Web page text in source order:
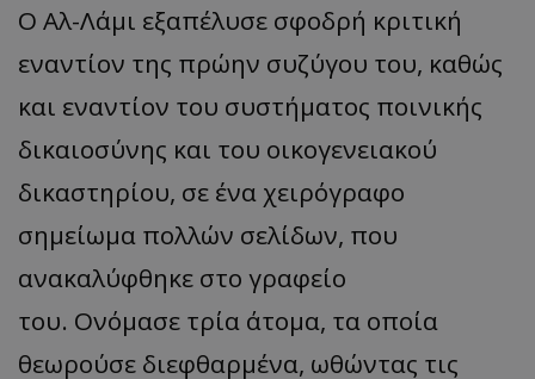
O Αλ-Λάμι εξαπέλυσε σφοδρή κριτική
εναντίον της πρώην συζύγου του, καθώς
και εναντίον του συστήματος ποινικής
δικαιοσύνης και του οικογενειακού
δικαστηρίου, σε ένα χειρόγραφο
σημείωμα πολλών σελίδων, που
ανακαλύφθηκε στο γραφείο
του. Ονόμασε τρία άτομα, τα οποία
θεωρούσε διεφθαρμένα, ωθώντας τις